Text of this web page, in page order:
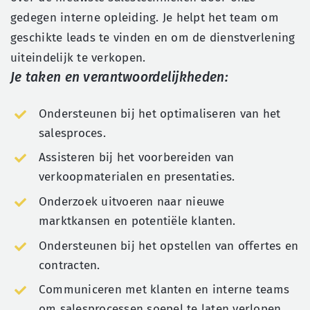
gedegen interne opleiding. Je helpt het team om
geschikte leads te vinden en om de dienstverlening
uiteindelijk te verkopen.
Je taken en verantwoordelijkheden:
Ondersteunen bij het optimaliseren van het
salesproces.
Assisteren bij het voorbereiden van
verkoopmaterialen en presentaties.
Onderzoek uitvoeren naar nieuwe
marktkansen en potentiële klanten.
Ondersteunen bij het opstellen van offertes en
contracten.
Communiceren met klanten en interne teams